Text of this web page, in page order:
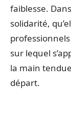
faiblesse.
solidarité,
sur lequel
la main
départ.